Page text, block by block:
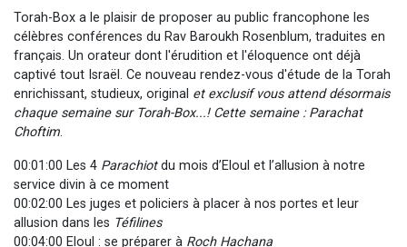
Torah-Box a le plaisir de proposer au public francophone les
célèbres conférences du Rav Baroukh Rosenblum, traduites en
français. Un orateur dont l'érudition et l'éloquence ont déjà
captivé tout Israël. Ce nouveau rendez-vous d'étude de la Torah
enrichissant, studieux, original et exclusif vous attend désormais
chaque semaine sur Torah-Box...! Cette semaine : Parachat
Choftim.
00:01:00 Les 4 Parachiotdu mois d’Eloul et l’allusion à notre
service divin à ce moment
00:02:00 Les juges et policiers à placer à nos portes et leur
allusion dans les Téfilines
00:04:00 Eloul : se préparer à Roch Hachana